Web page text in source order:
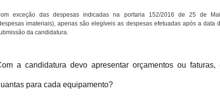
exceção das despesas indicadas na portaria 152/2016 de 25 de
imateriais), apenas são elegíveis as despesas efetuadas após a data
da candidatura.
a candidatura devo apresentar orçamentos ou faturas,
para cada equipamento?